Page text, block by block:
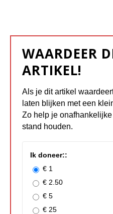
WAARDEER
ARTIKEL!
Als je dit artikel
laten blijken met een
Zo help je
stand houden.
Ik doneer::
€ 1
€ 2.50
€ 5
€ 25